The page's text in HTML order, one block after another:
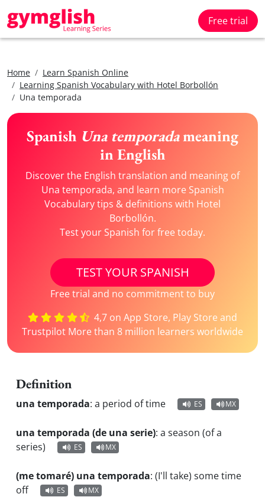
Free trial
Home
Learn Spanish Online
Learning Spanish Vocabulary with Hotel Borbollón
Una temporada
Spanish Una temporadameaning
in English
Discover the English translation and meaning of
Una temporada, and learn more Spanish
Vocabulary tips & definitions with Hotel
Borbollón.
Test your Spanish for free today.
TEST YOUR SPANISH
Free trial and no commitment to buy
4,7 on App Store, Play Store and
Trustpilot More than 8 million learners worldwide
Definition
una temporada: a period of time ES MX
una temporada (de una serie): a season (of a
series)
ES MX
(me tomaré) una temporada: (I'll take) some time
off
ES MX